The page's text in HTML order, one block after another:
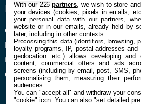
ENTREPRISE
Confidentialité et Cookies
Mentions légales et CGU
Préférences Cookies
Qui sommes nous
À
Contact
With our 226partners , we wish to store
your devices (cookies, pixels in emails,
your personal data with our partners,
website or in our emails, already held by
later, including in other contexts.
Processing this data (identifiers, browsing,
loyalty programs, IP, postal addresses and
geolocation, etc.) allows developing and
content, commercial offers and ads
screens (including by email, post, SMS,
personalising them, measuring their
audiences.
You can "accept all" and withdraw your
"cookie" icon. You can also "set detailed